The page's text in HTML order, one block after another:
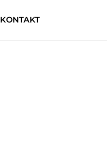
KONTAKT